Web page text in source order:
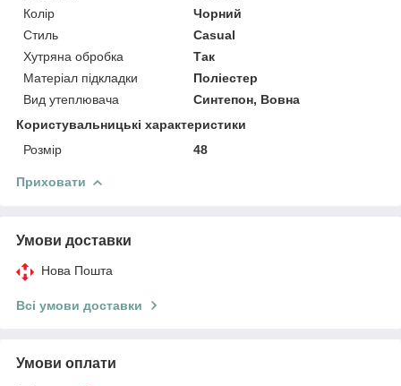
Колір
Чорний
Стиль
Casual
Хутряна обробка
Так
Матеріал підкладки
Поліестер
Вид утеплювача
Синтепон, Вовна
Користувальницькі характеристики
Розмір
48
Приховати
Умови доставки
Нова Пошта
Всі умови доставки
Умови оплати